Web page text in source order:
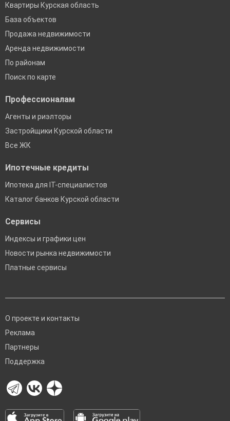
Квартиры Курская область
База объектов
Продажа недвижимости
Аренда недвижимости
По районам
Поиск по карте
Профессионалам
Агенты и риэлторы
Застройщики Курской области
Все ЖК
Ипотечные кредиты
Ипотека для IT-специалистов
Каталог банков Курской области
Сервисы
Индексы и графики цен
Новости рынка недвижимости
Платные сервисы
О проекте и контакты
Реклама
Партнеры
Поддержка